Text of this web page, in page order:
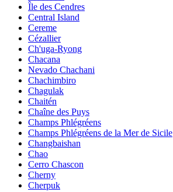
Île des Cendres
Central Island
Cereme
Cézallier
Ch'uga-Ryong
Chacana
Nevado Chachani
Chachimbiro
Chagulak
Chaitén
Chaîne des Puys
Champs Phlégréens
Champs Phlégréens de la Mer de Sicile
Changbaishan
Chao
Cerro Chascon
Cherny
Cherpuk